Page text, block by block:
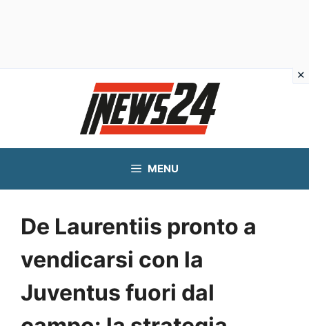
MENU
De Laurentiis pronto a
vendicarsi con la
Juventus fuori dal